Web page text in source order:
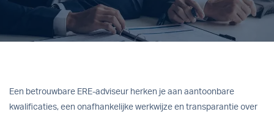
Een betrouwbare ERE-adviseur herken je aan aantoonbare
kwalificaties, een onafhankelijke werkwijze en transparantie over